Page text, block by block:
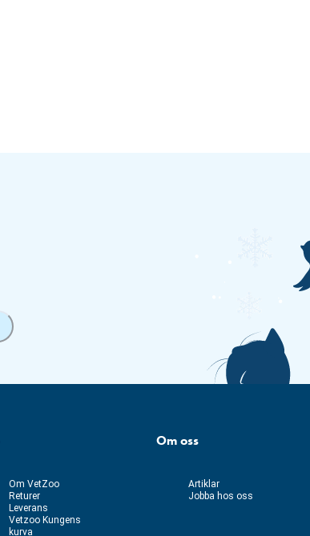
Om VetZoo
Returer
Leverans
Vetzoo Kungens
kurva
Om oss
Artiklar
Jobba hos oss